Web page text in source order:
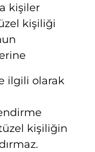
kişiler
kişiliği
ilgili olarak
kişiliğin